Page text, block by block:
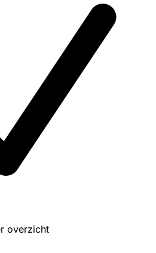
overzicht